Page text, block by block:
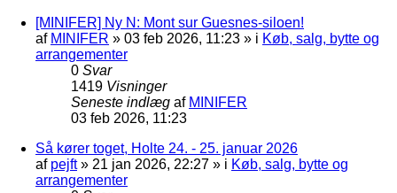
[MINIFER] Ny N: Mont sur Guesnes-siloen!
af MINIFER » 03 feb 2026, 11:23 » i Køb, salg, bytte og
arrangementer
0 Svar
1419 Visninger
Seneste indlæg af MINIFER
03 feb 2026, 11:23
Så kører toget, Holte 24. - 25. januar 2026
af pejft» 21 jan 2026, 22:27 » i Køb, salg, bytte og
arrangementer